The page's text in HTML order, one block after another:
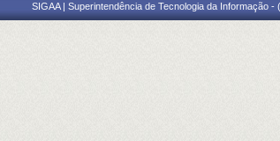
SIGAA | Superintendência de Tecnologia da Informação